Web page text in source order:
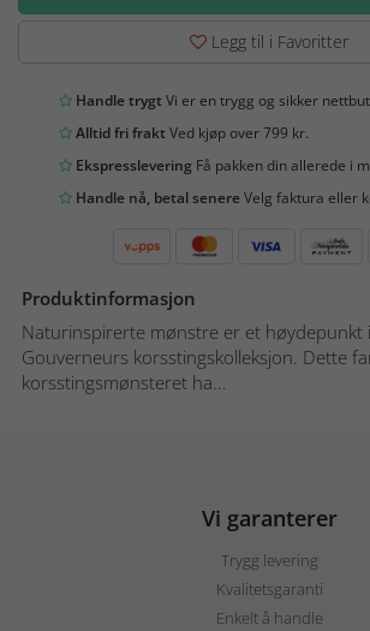
Legg til i Favoritter
Handle trygtVi er en trygg og sikker
Alltid fri fraktVed kjøp over 799 kr.
Ekspresslevering Få pakken din allerede i
Handle nå, betal senereVelg faktura eller
Produktinformasjon
Naturinspirerte mønstre er et høydepunkt
Gouverneurs korsstingskolleksjon. Dette
korsstingsmønsteret ha...
Vi garanterer
Trygg levering
Kvalitetsgaranti
Enkelt å handle